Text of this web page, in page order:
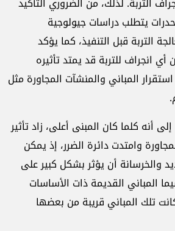
يتطلب دراسات جيولوجية
التربة قبل التنفيذ، كما يؤكد
انجراف للتربة قد يمتد تأثيره
المباني والمنشآت المجاورة مثل
أنه كلما كان المبنى أعلى، زاد تأثير
وامتدت دائرة الضرر، إذ يمكن
والخرسانة أن يؤثر بشكل كبير على
المباني القديمة ذات الأساسات
تلك المباني قريبة من بعضها